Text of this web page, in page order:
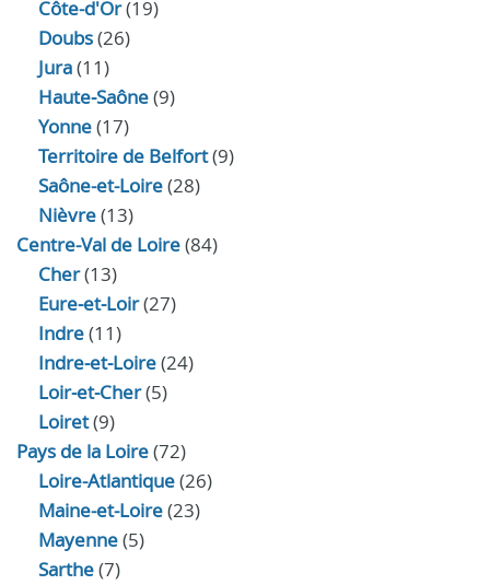
Côte-d'Or(19)
Doubs(26)
Jura(11)
Haute‑Saône(9)
Yonne(17)
Territoire de Belfort(9)
Saône-et-Loire(28)
Nièvre(13)
Centre-Val de Loire(84)
Cher(13)
Eure‑et‑Loir(27)
Indre(11)
Indre‑et‑Loire(24)
Loir‑et‑Cher(5)
Loiret(9)
Pays de la Loire(72)
Loire-Atlantique(26)
Maine-et-Loire(23)
Mayenne(5)
Sarthe(7)